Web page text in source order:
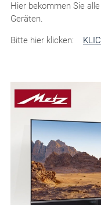
Hier bekommen Sie
Geräten.
Bitte hier klicken: